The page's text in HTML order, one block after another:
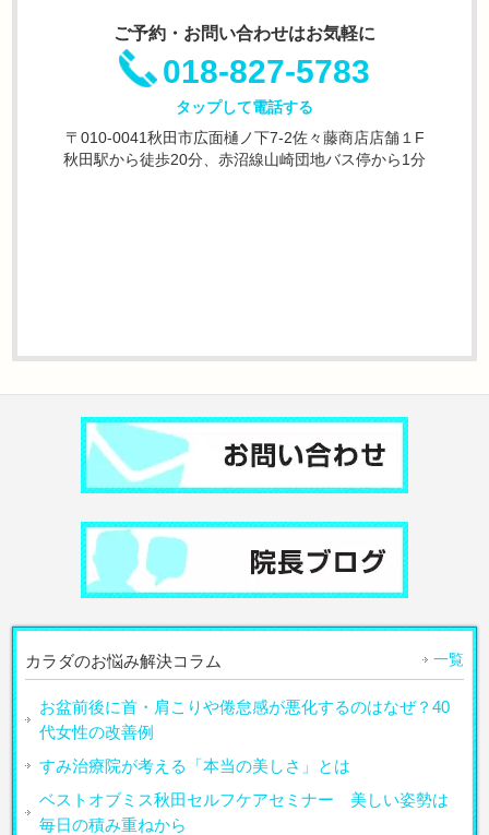
ご予約・お問い合わせはお気軽に
018-827-5783
タップして電話する
〒010-0041秋田市広面樋ノ下7-2佐々藤商店店舗１F
秋田駅から徒歩20分、赤沼線山崎団地バス停から1分
カラダのお悩み解決コラム 一覧
お盆前後に首・肩こりや倦怠感が悪化するのはなぜ？40
代女性の改善例
すみ治療院が考える「本当の美しさ」とは
ベストオブミス秋田セルフケアセミナー 美しい姿勢は
毎日の積み重ねから